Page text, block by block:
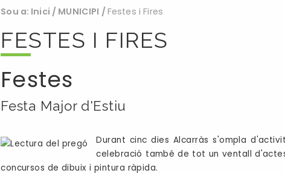
Sou a: Inici / MUNICIPI / Festes i Fires
FESTES I FIRES
Festes
Festa Major d'Estiu
Durant cinc dies Alcarràs s'ompla
celebració també de tot un ventall
concursos de dibuix i pintura ràpida.